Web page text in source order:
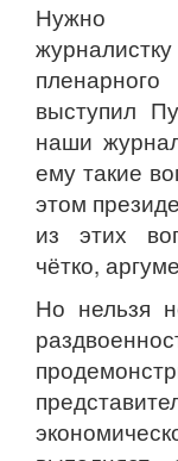
Нужно
выступил
наши
ему такие
этом
из этих
чётко,
Но нельзя